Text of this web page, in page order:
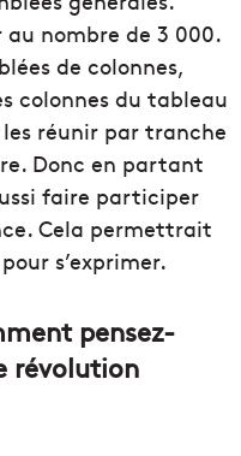
nombre de 3 000.
de colonnes,
colonnes du tableau
réunir par tranche
Donc en partant
faire participer
Cela permettrait
s’exprimer.
pensez-
révolution